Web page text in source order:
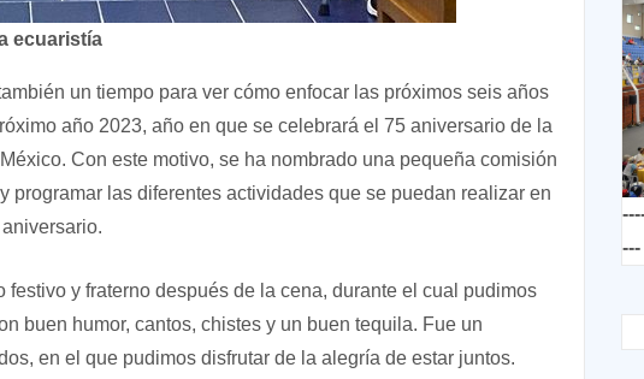
ecuaristía
un tiempo para ver cómo enfocar las próximos seis años
año 2023, año en que se celebrará el 75 aniversario de la
Con este motivo, se ha nombrado una pequeña comisión
programar las diferentes actividades que se puedan realizar en
festivo y fraterno después de la cena, durante el cual pudimos
buen humor, cantos, chistes y un buen tequila. Fue un
en el que pudimos disfrutar de la alegría de estar juntos.
---